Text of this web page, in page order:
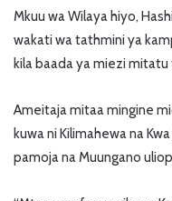
Mkuu wa Wilaya hiyo,
wakati wa tathmini ya
kila baada ya miezi
Ameitaja mitaa mingine
kuwa ni Kilimahewa na
pamoja na Muungano